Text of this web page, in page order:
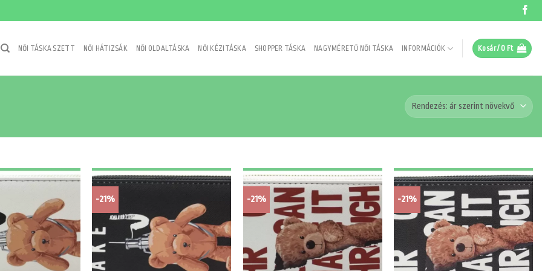
NŐI TÁSKA SZETT NŐI HÁTIZSÁK NŐI OLDALTÁSKA NŐI KÉZITÁSKA SHOPPER TÁSKA NAGYMÉRETŰ NŐI TÁSKA INFORMÁCIÓK Kosár / 0 Ft
-21% -21% -21%